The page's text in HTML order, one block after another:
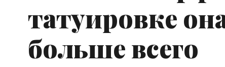
татуировке
больше всего